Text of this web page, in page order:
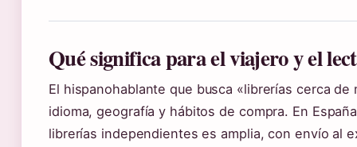
Qué significa para el viajero y el
El hispanohablante que busca «librerías cerca
idioma, geografía y hábitos de compra. En
librerías independientes es amplia, con envío al